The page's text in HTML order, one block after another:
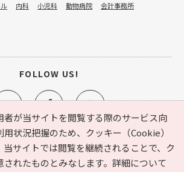
者が当サイトを閲覧する際のサービス向
用状況把握のため、クッキー（Cookie）
サイトでは閲覧を継続されることで、ク
されたものとみなします。詳細について
ビタ）とは？ お気に入り
ヘルプ
情報の取り扱いについて 運営会社
内科 小児科 動物病院
会計事務所
FOLLOW US!